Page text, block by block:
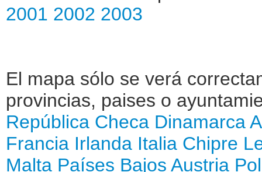
2001 2002 2003
El mapa sólo se verá
provincias, paises o
República Checa Dinamarca
Francia Irlanda Italia Chipre
Malta Países Bajos Austria